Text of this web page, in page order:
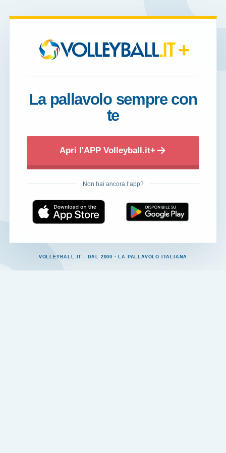
+
La pallavolo sempre con
te
Apri l'APP Volleyball.it+
Non hai ancora l’app?
VOLLEYBALL.IT - DAL 2000 · LA PALLAVOLO ITALIANA